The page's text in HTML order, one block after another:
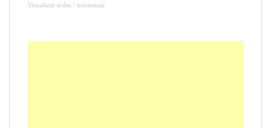
Visualizar todas / minimizar